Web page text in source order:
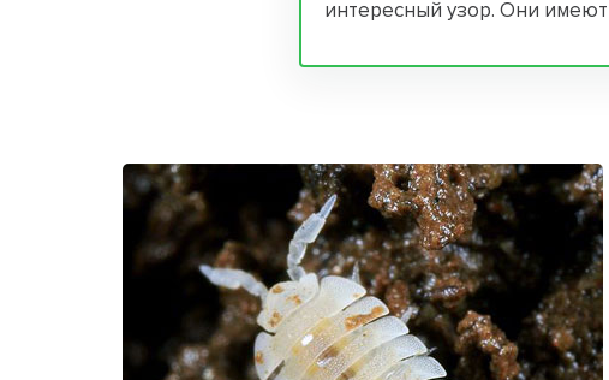
интересный узор. Они имеют